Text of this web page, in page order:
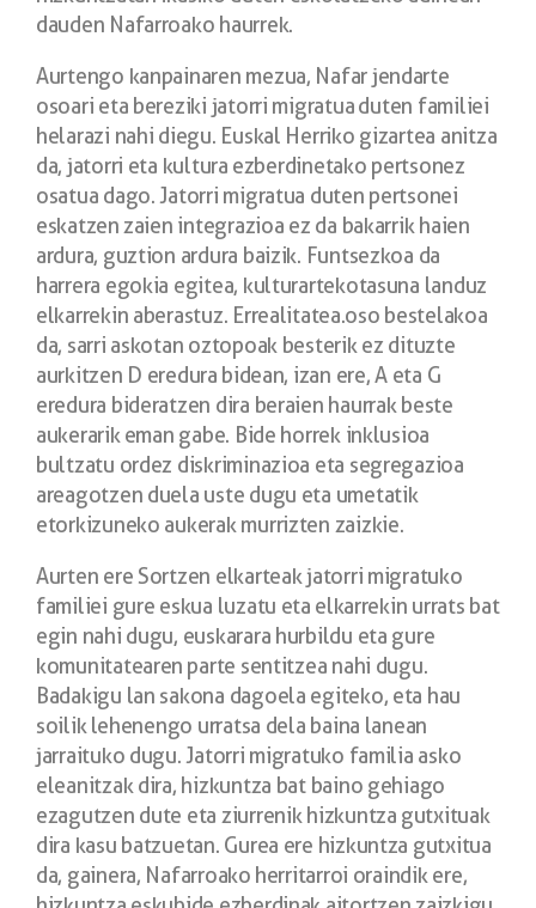
dauden Nafarroako haurrek.
Aurtengo kanpainaren mezua, Nafar jendarte
osoari eta bereziki jatorri migratuaduten familiei
helarazi nahi diegu. Euskal Herriko gizartea anitza
da, jatorri eta kultura ezberdinetako pertsonez
osatua dago. Jatorri migratua duten pertsonei
eskatzen zaien integrazioa ez da bakarrik haien
ardura, guztion ardura baizik. Funtsezkoa da
harrera egokia egitea, kulturartekotasuna landuz
elkarrekin aberastuz. Errealitatea.oso bestelakoa
da, sarri askotan oztopoak besterik ez dituzte
aurkitzen D eredura bidean, izan ere, A eta G
eredura bideratzen dira beraien haurrak beste
aukerarik eman gabe. Bide horrek inklusioa
bultzatu ordez diskriminazioa eta segregazioa
areagotzen duela uste dugu eta umetatik
etorkizuneko aukerak murrizten zaizkie.
Aurten ere Sortzen elkarteak jatorri migratuko
familiei gure eskua luzatu eta elkarrekin urrats bat
egin nahi dugu, euskarara hurbildu eta gure
komunitatearen parte sentitzea nahi dugu.
Badakigu lan sakona dagoela egiteko, eta hau
soilik lehenengo urratsa dela baina lanean
jarraituko dugu. Jatorri migratuko familia asko
eleanitzak dira, hizkuntza bat baino gehiago
ezagutzen dute eta ziurrenik hizkuntza gutxituak
dira kasu batzuetan. Gurea ere hizkuntza gutxitua
da, gainera, Nafarroako herritarroi oraindik ere,